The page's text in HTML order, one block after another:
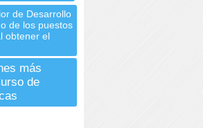
de Desarrollo
de los puestos
obtener el
más
de